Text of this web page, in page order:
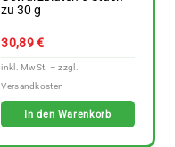
zu 30 g
30,89€
In den Warenkorb